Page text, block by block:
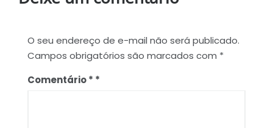
O seu endereço de e-mail não será publicado.
Campos obrigatórios são marcados com *
Comentário*